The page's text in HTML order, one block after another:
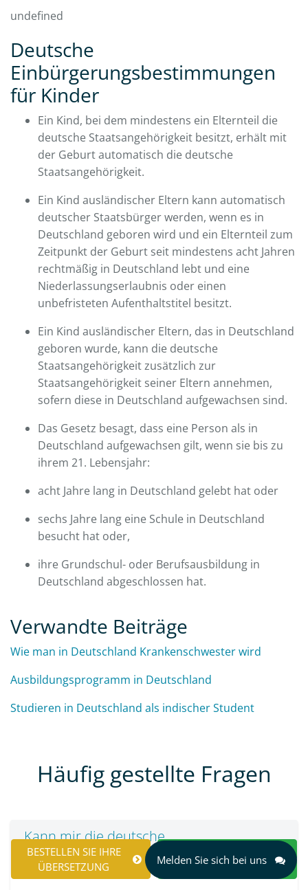
undefined
Deutsche
Einbürgerungsbestimmungen
für Kinder
Ein Kind, bei dem mindestens ein Elternteil die
deutsche Staatsangehörigkeit besitzt, erhält mit
der Geburt automatisch die deutsche
Staatsangehörigkeit.
Ein Kind ausländischer Eltern kann automatisch
deutscher Staatsbürger werden, wenn es in
Deutschland geboren wird und ein Elternteil zum
Zeitpunkt der Geburt seit mindestens acht Jahren
rechtmäßig in Deutschland lebt und eine
Niederlassungserlaubnis oder einen
unbefristeten Aufenthaltstitel besitzt.
Ein Kind ausländischer Eltern, das in Deutschland
geboren wurde, kann die deutsche
Staatsangehörigkeit zusätzlich zur
Staatsangehörigkeit seiner Eltern annehmen,
sofern diese in Deutschland aufgewachsen sind.
Das Gesetz besagt, dass eine Person als in
Deutschland aufgewachsen gilt, wenn sie bis zu
ihrem 21. Lebensjahr:
acht Jahre lang in Deutschland gelebt hat oder
sechs Jahre lang eine Schule in Deutschland
besucht hat oder,
ihre Grundschul- oder Berufsausbildung in
Deutschland abgeschlossen hat.
Verwandte Beiträge
Wie man in Deutschland Krankenschwester wird
Ausbildungsprogramm in Deutschland
Studieren in Deutschland als indischer Student
BESTELLEN SIE IHRE
ÜBERSETZUNG
ANGEBOTSANFORDERUNG
Häufig gestellte Fragen
Kann mir die deutsche
Staatsbürgerschaft entzogen werden?
Melden Sie sich bei uns